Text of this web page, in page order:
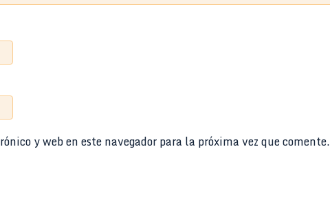
y web en este navegador para la próxima vez que comente.